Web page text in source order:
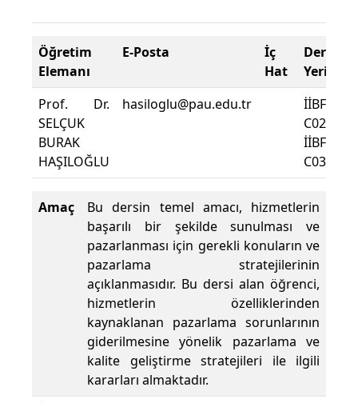
Öğretim
Elemanı
E-Posta
İç
Hat
Ders
Yeri
Prof. Dr.
SELÇUK
BURAK
HAŞILOĞLU
hasiloglu@pau.edu.tr
İİBF
C0204
İİBF
C0302
Amaç
Bu dersin temel amacı, hizmetlerin
başarılı bir şekilde sunulması ve
pazarlanması için gerekli konuların ve
pazarlama stratejilerinin
açıklanmasıdır. Bu dersi alan öğrenci,
hizmetlerin özelliklerinden
kaynaklanan pazarlama sorunlarının
giderilmesine yönelik pazarlama ve
kalite geliştirme stratejileri ile ilgili
kararları almaktadır.